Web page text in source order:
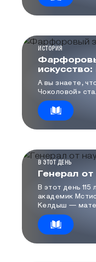
группу
КАТЕГОРИЯ МЕДИА
ИСТОРИЯ
искусство:
Чоколовой
А вы знаете,
Чоколовой»
работ,
Валентину
Екатерина
была не
фарфорового
России
КАТЕГОРИЯ МЕДИА
В ЭТОТ ДЕНЬ
Генерал от
В этот день 115
академик
Келдыш —
организатор
использования
идеологов и